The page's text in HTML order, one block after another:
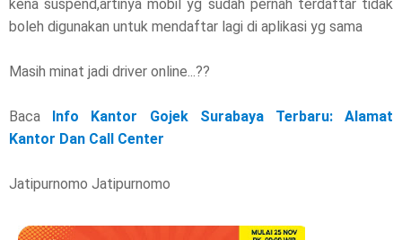
kena suspend,artinya mobil yg sudah pernah terdaftar tidak
boleh digunakan untuk mendaftar lagi di aplikasi yg sama
Masih minat jadi driver online...??
Baca
Info Kantor Gojek Surabaya Terbaru: Alamat
Kantor Dan Call Center
Jatipurnomo Jatipurnomo